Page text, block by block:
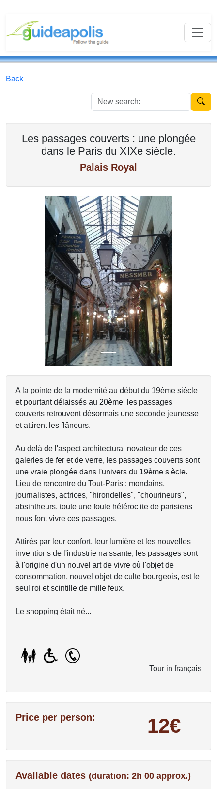
Back
New
Les passages couverts : une plongée
dans le Paris du XIXe siècle.
Palais Royal
Previous
A la pointe de la modernité au début du 19ème siècle
et pourtant délaissés au 20ème, les passages
couverts retrouvent désormais une seconde jeunesse
et attirent les flâneurs.
Au delà de l'aspect architectural novateur de ces
galeries de fer et de verre, les passages couverts sont
une vraie plongée dans l'univers du 19ème siècle.
Lieu de rencontre du Tout-Paris : mondains,
journalistes, actrices, "hirondelles", "chourineurs",
absintheurs, toute une foule hétéroclite de parisiens
nous font vivre ces passages.
Attirés par leur confort, leur lumière et les nouvelles
inventions de l'industrie naissante, les passages sont
à l'origine d'un nouvel art de vivre où l'objet de
consommation, nouvel objet de culte bourgeois, est le
seul roi et scintille de mille feux.
Le shopping était né...
Tour in français
Price per person: 12€
Available dates (duration: 2h 00 approx.)